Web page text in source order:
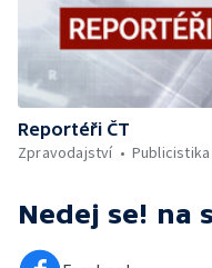
Reportéři ČT
Zpravodajství
Publicistika
Nedej se! na